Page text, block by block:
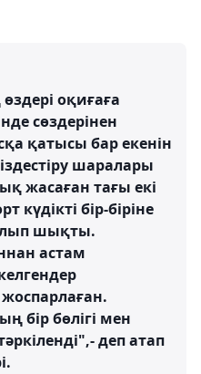
оқиғаға
сөздерінен
қатысы бар екенін
шаралары
жасаған тағы екі
күдікті бір-біріне
шықты.
астам
бір бөлігі мен
деп атап